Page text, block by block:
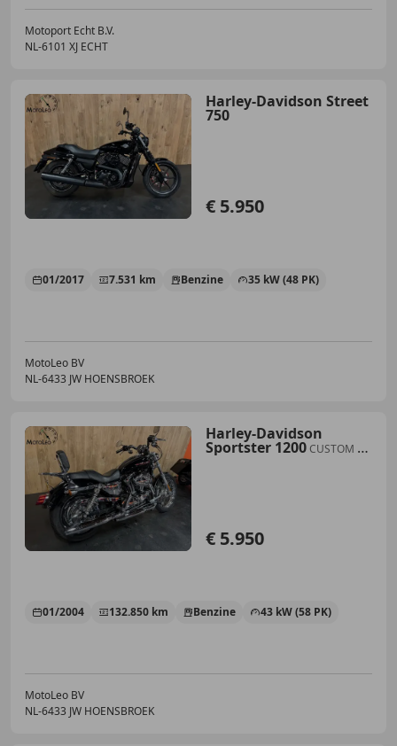
Motoport Echt B.V.
NL-6101 XJ ECHT
Harley-Davidson Street
750
€ 5.950
01/2017 7.531 km Benzine 35 kW (48 PK)
MotoLeo BV
NL-6433 JW HOENSBROEK
Harley-Davidson
Sportster 1200CUSTOM XL
€ 5.950
01/2004 132.850 km Benzine 43 kW (58 PK)
MotoLeo BV
NL-6433 JW HOENSBROEK